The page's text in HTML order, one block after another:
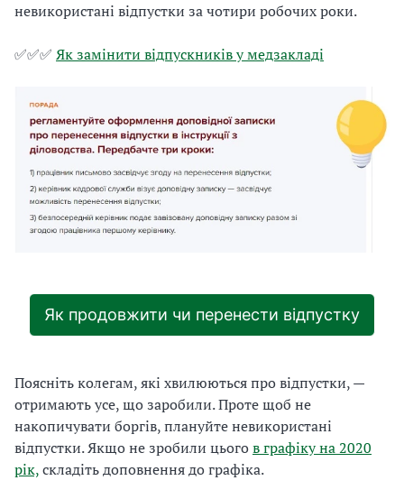
невикористані відпустки за чотири робочих роки.
✅✅✅ Як замінити відпускників у медзакладі
Як продовжити чи перенести відпустку
Поясніть колегам, які хвилюються про відпустки, —
отримають усе, що заробили. Проте щоб не
накопичувати боргів, плануйте невикористані
відпустки. Якщо не зробили цьогов графіку на 2020
рік,складіть доповнення до графіка.